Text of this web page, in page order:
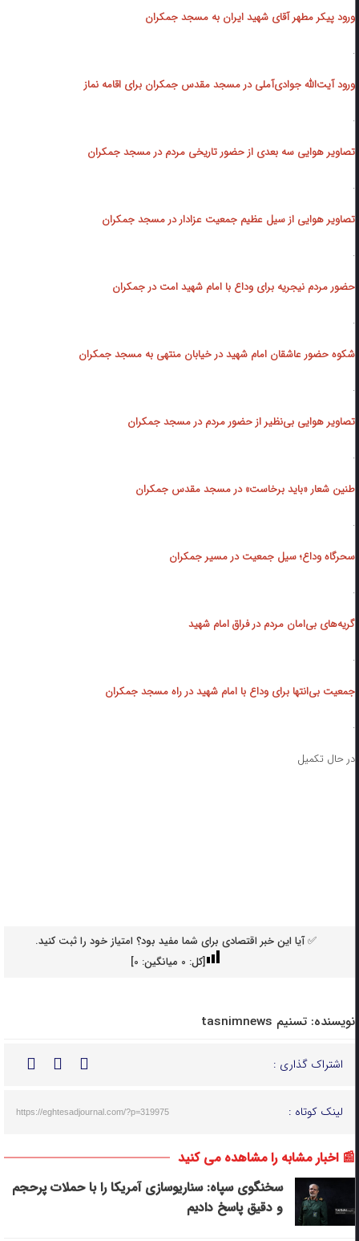
ورود پیکر مطهر آقای شهید ایران به مسجد جمکران
ورودآیت‌الله جوادی‌آملی در مسجد مقدس جمکران برای اقامه نماز
تصاویر هوایی سه بعدی از حضور تاریخی مردم در مسجد جمکران
تصاویر هوایی از سیل عظیم جمعیت عزادار در مسجد جمکران
حضور مردم نیجریه برای وداع با امام شهید امت در جمکران
شکوه حضور عاشقان امام شهید در خیابان‌ منتهی به مسجد جمکران‌
تصاویر هوایی بی‌نظیر از حضور مردم در مسجد جمکران
طنین شعار «باید برخاست» در مسجد مقدس جمکران
سحرگاه وداع؛ سیل جمعیت در مسیر جمکران
گریه‌های بی‌امان مردم در فراق امام شهید
جمعیت بی‌انتها برای وداع با امام شهید در راه مسجد جمکران‌
در حال تکمیل
✅ آیا این خبر اقتصادی برای شما مفید بود؟ امتیاز خود را ثبت کنید.
[کل: 0میانگین: 0
]
نویسنده: تسنیم tasnimnews
اشتراک گذاری :
لینک کوتاه : https://eghtesadjournal.com/?p=319975
📰 اخبار مشابه را مشاهده می کنید
سخنگوی سپاه: سناریوسازی آمریکا را با حملات پرحجم‌‌
و دقیق‌ پاسخ دادیم